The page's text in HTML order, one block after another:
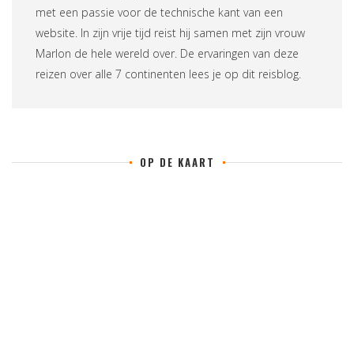
met een passie voor de technische kant van een
website. In zijn vrije tijd reist hij samen met zijn vrouw
Marlon de hele wereld over. De ervaringen van deze
reizen over alle 7 continenten lees je op dit reisblog.
OP DE KAART